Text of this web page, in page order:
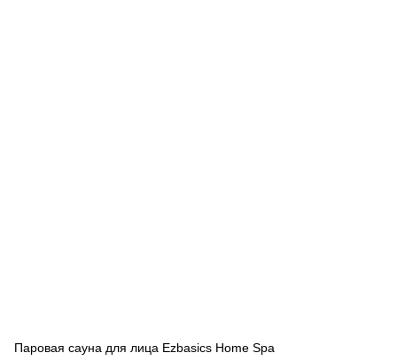
Паровая сауна для лица Ezbasics Home Spa